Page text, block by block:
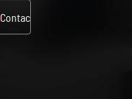
Contact